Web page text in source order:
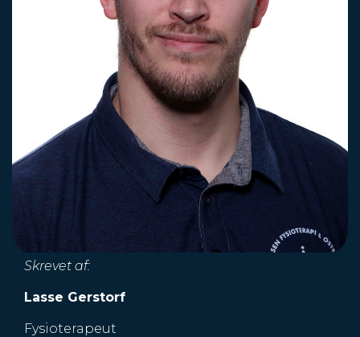
Skrevet af:
Lasse Gerstorf
Fysioterapeut